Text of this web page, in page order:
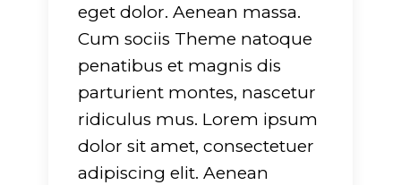
eget dolor. Aenean massa.
Cum sociis Theme natoque
penatibus et magnis dis
parturient montes, nascetur
ridiculus mus. Lorem ipsum
dolor sit amet, consectetuer
adipiscing elit. Aenean